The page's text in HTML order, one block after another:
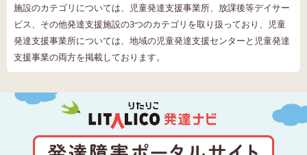
施設のカテゴリについては、児童発達支援事業所、放課後等デイサー
ビス、その他発達支援施設の3つのカテゴリを取り扱っており、児童
発達支援事業所については、地域の児童発達支援センターと児童発達
支援事業の両方を掲載しております。